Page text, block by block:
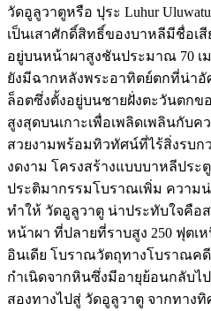
วัดอูลูวาตูหรือ ปุระ Luhur
เป็นเสาศักดิ์สิทธิ์ของบาหลีมีชื่อเ
อยู่บนหน้าผาสูงชันประมาณ 70 เ
ยังมีฉากหลังพระอาทิตย์ตกที่น่าอั
ล็อตซึ่งตั้งอยู่บนชายฝั่งตะวันตกข
สูงสุดบนเกาะเพื่อเพลิดเพลินกับ
สวยงามพร้อมทิวทัศน์ที่ไร้สิ่งรบ
งดงาม โครงสร้างแบบบาหลีปร
ประติมากรรมโบราณเพิ่ม ความ
ทำให้ วัดอูลูวาตู น่าประทับใจคื
หน้าผา ที่ปลายที่ราบสูง 250 ฟุต
อินเดีย โบราณวัตถุทางโบราณ
กำเนิดจากหินซึ่งมีอายุย้อนกลับไ
สองทางไปสู่ วัดอูลูวาตู จากทาง